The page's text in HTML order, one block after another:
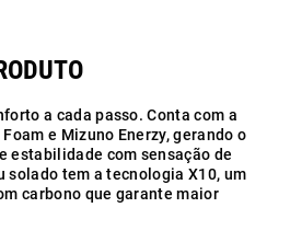
a cada passo. Conta com a
e Mizuno Enerzy, gerando o
estabilidade com sensação de
solado tem a tecnologia X10, um
carbono que garante maior